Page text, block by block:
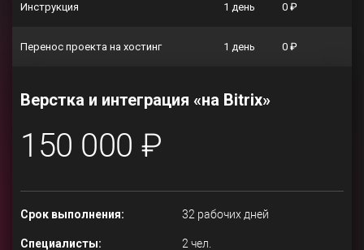
Инструкция 1 день 0 ₽
Перенос проекта на хостинг 1 день 0 ₽
Верстка и интеграция «на Bitrix»
150 000 ₽
Срок выполнения: 32 рабочих дней
Специалисты: 2 чел.